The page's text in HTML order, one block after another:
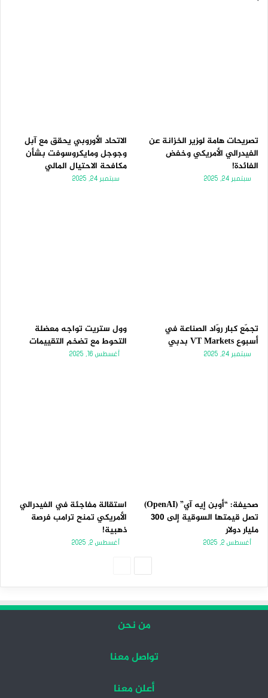
تصريحات هامة لوزير الخزانة عن
الفيدرالي الأمريكي وخفض
الفائدة!
سبتمبر 24, 2025
الاتحاد الأوروبي يحقق مع آبل
وجوجل ومايكروسوفت بشأن
مكافحة الاحتيال المالي
سبتمبر 24, 2025
تجمّع كبار روّاد الصناعة في
أسبوع VT Markets بدبي
سبتمبر 24, 2025
وول ستريت تواجه معضلة
التحوط مع تضخم التقييمات
أغسطس 16, 2025
صحيفة: “أوبن إيه آي” (OpenAI)
تصل قيمتها السوقية إلى 300
مليار دولار
أغسطس 2, 2025
استقالة مفاجئة في الفيدرالي
الأمريكي تمنح ترامب فرصة
ذهبية!
أغسطس 2, 2025
من نحن
تواصل معنا
أعلن معنا